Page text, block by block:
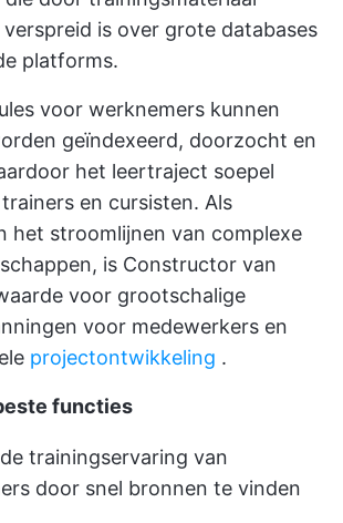
is over grote databases
platforms.
voor werknemers kunnen
geïndexeerd, doorzocht en
het leertraject soepel
en cursisten. Als
het stroomlijnen van complexe
is Constructor van
voor grootschalige
voor medewerkers en
projectontwikkeling .
functies
trainingservaring van
door snel bronnen te vinden